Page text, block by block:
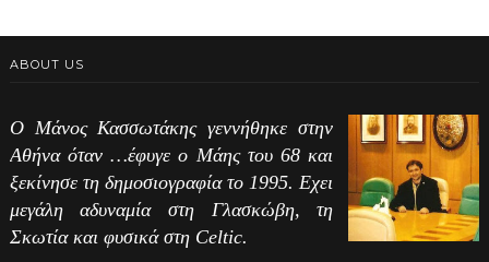
ABOUT US
Ο Μάνος Κασσωτάκης γεννήθηκε στην
Αθήνα όταν …έφυγε ο Μάης του 68 και
ξεκίνησε τη δημοσιογραφία το 1995. Εχει
μεγάλη αδυναμία στη Γλασκώβη, τη
Σκωτία και φυσικά στη Celtic.